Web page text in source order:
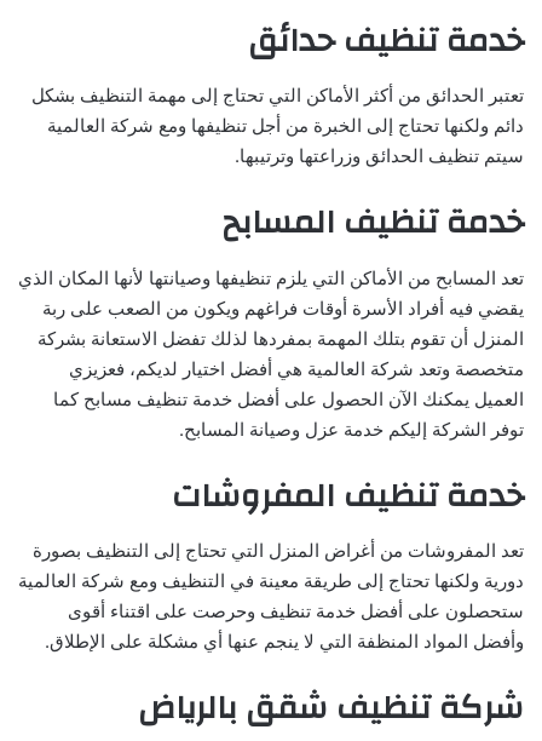
خدمة تنظيف حدائق
تعتبر الحدائق من أكثر الأماكن التي تحتاج إلى مهمة التنظيف بشكل
دائم ولكنها تحتاج إلى الخبرة من أجل تنظيفها ومع شركة العالمية
سيتم تنظيف الحدائق وزراعتها وترتيبها.
خدمة تنظيف المسابح
تعد المسابح من الأماكن التي يلزم تنظيفها وصيانتها لأنها المكان الذي
يقضي فيه أفراد الأسرة أوقات فراغهم ويكون من الصعب على ربة
المنزل أن تقوم بتلك المهمة بمفردها لذلك تفضل الاستعانة بشركة
متخصصة وتعد شركة العالمية هي أفضل اختيار لديكم، فعزيزي
العميل يمكنك الآن الحصول على أفضل خدمة تنظيف مسابح كما
توفر الشركة إليكم خدمة عزل وصيانة المسابح.
خدمة تنظيف المفروشات
تعد المفروشات من أغراض المنزل التي تحتاج إلى التنظيف بصورة
دورية ولكنها تحتاج إلى طريقة معينة في التنظيف ومع شركة العالمية
ستحصلون على أفضل خدمة تنظيف وحرصت على اقتناء أقوى
وأفضل المواد المنظفة التي لا ينجم عنها أي مشكلة على الإطلاق.
شركة تنظيف شقق بالرياض